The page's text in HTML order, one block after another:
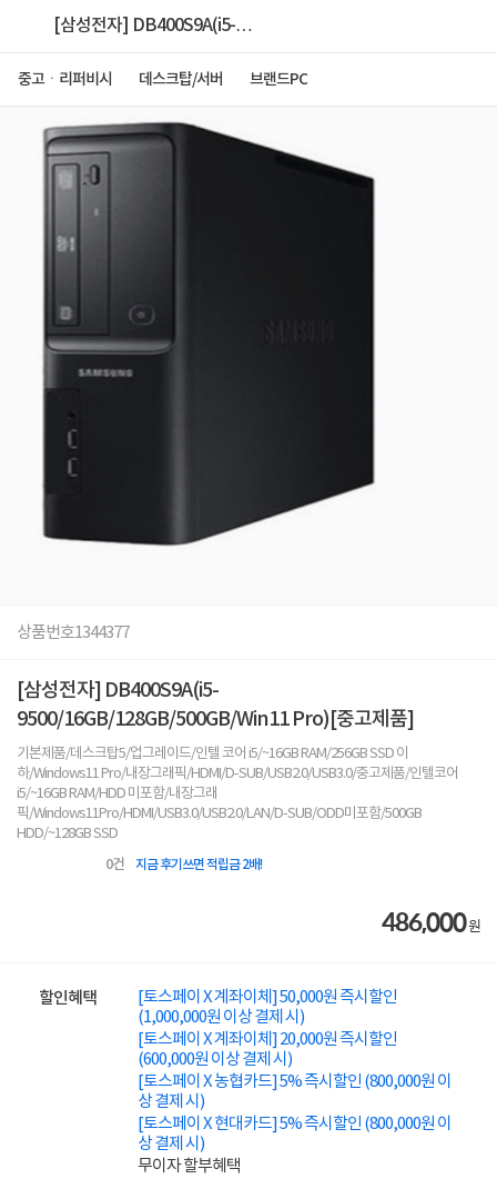
[삼성전자] DB400S9A(i5-
중고ㆍ리퍼비시 데스크탑/서버 브랜드PC
상품번호1344377
[삼성전자] DB400S9A(i5-
9500/16GB/128GB/500GB/Win11 Pro)[중고제품]
기본제품/데스크탑5/업그레이드/인텔 코어 i5/~16GB RAM/256GB SSD 이
하/Windows11 Pro/내장그래픽/HDMI/D-SUB/USB2.0/USB3.0/중고제품/인텔코어
i5/~16GB RAM/HDD 미포함/내장그래
픽/Windows11Pro/HDMI/USB3.0/USB2.0/LAN/D-SUB/ODD미포함/500GB
HDD/~128GB SSD
0건 지금 후기쓰면 적립금 2배!
486,000원
할인혜택
[토스페이 X 계좌이체] 50,000원 즉시할인
(1,000,000원 이상 결제 시)
[토스페이 X 계좌이체] 20,000원 즉시할인
(600,000원 이상 결제 시)
[토스페이 X 농협카드] 5% 즉시할인 (800,000원 이
상 결제 시)
[토스페이 X 현대카드] 5% 즉시할인 (800,000원 이
상 결제 시)
무이자 할부혜택